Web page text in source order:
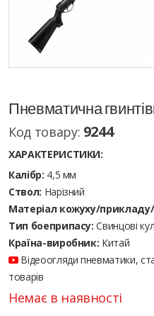
Пневматична
Код товару: 9244
ХАРАКТЕРИСТИКИ:
Калібр: 4,5 мм
Ствол: Нарізний
Матеріал кожуху/прикладу/
Тип боеприпасу: Cвинцові
Країна-виробник: Китай
Відеоогляди пневматики,
товарів
Немає в наявності